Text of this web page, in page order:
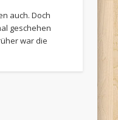
auch. Doch
geschehen
war die